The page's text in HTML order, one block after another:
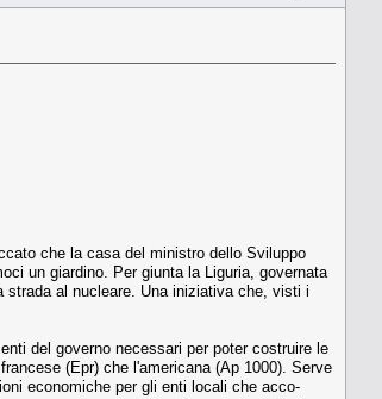
che la casa del ministro dello Svilup­po
un giardino. Per giunta la Liguria, go­vernata
strada al nucleare. Una iniziativa che, visti i
del governo necessari per poter costrui­re le
(Epr) che l'americana (Ap 1000). Serve
economiche per gli enti locali che acco­